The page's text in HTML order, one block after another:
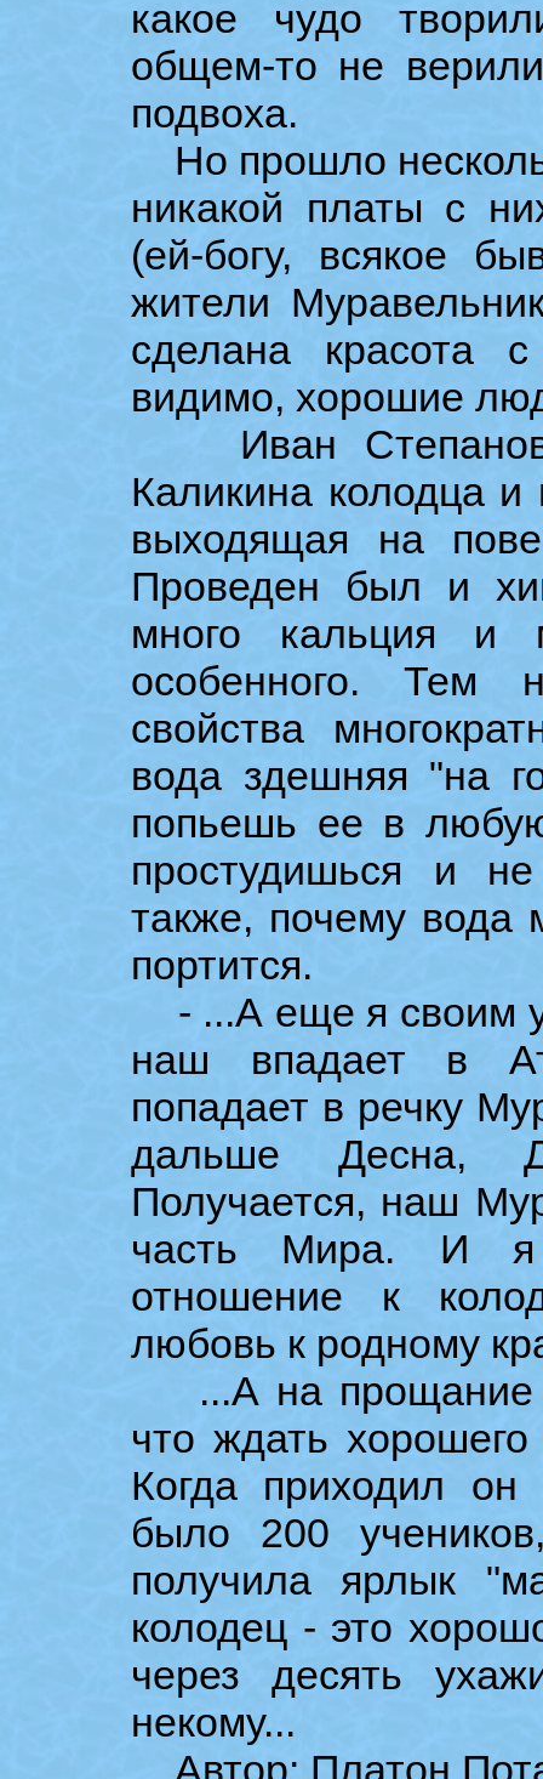
какое чудо
общем-то не
подвоха.
Но прошло
никакой платы с
(ей-богу, всякое
жители
сделана красота
видимо, хорошие
Иван
Каликина колодца и
выходящая на
Проведен был и
много кальция и
особенного. Тем
свойства
вода здешняя "на
попьешь ее в
простудишься и
также, почему вода
портится.
- ...А еще я своим
наш впадает в
попадает в речку
дальше Десна,
Получается, наш
часть Мира. И я
отношение к
любовь к родному
...А на прощание
что ждать
Когда приходил
было 200
получила ярлык
колодец - это
через десять
некому...
Автор: Платон